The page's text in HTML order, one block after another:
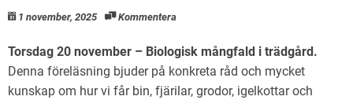
1 november, 2025 Kommentera
Torsdag 20 november – Biologisk mångfald i trädgård.
Denna föreläsning bjuder på konkreta råd och mycket
kunskap om hur vi får bin, fjärilar, grodor, igelkottar och